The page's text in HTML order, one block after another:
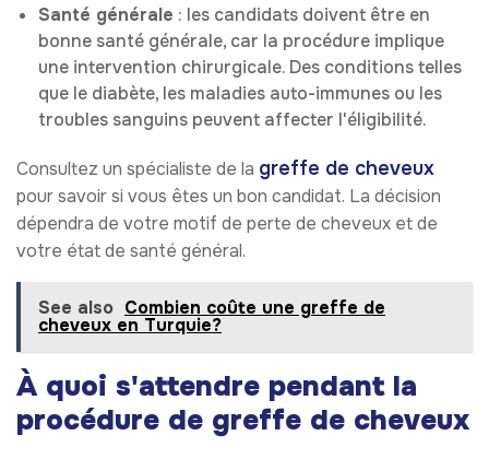
Santé générale : les candidats doivent être en
bonne santé générale, car la procédure implique
une intervention chirurgicale. Des conditions telles
que le diabète, les maladies auto-immunes ou les
troubles sanguins peuvent affecter l'éligibilité.
Consultez un spécialiste de la greffe de cheveux
pour savoir si vous êtes un bon candidat. La décision
dépendra de votre motif de perte de cheveux et de
votre état de santé général.
See also Combien coûte une greffe de
cheveux en Turquie?
À quoi s'attendre pendant la
procédure de greffe de cheveux